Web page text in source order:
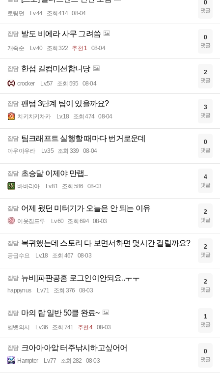
로링던 Lv.44 조회 414 08-04
0
댓글
잡담 발도 비에라 사무 그려씀
개죽순 Lv.40 조회 322 추천 1 08-04
0
댓글
잡담 한섭 길컴미션합니당
crocker Lv.57 조회 595 08-04
2
댓글
잡담 팬텀 3단계 팁이 있을까요?
치키치키차카 Lv.18 조회 474 08-04
3
댓글
잡담 팀크래프트 실행할 때마다 번거로운데
아우아우라 Lv.35 조회 339 08-04
0
댓글
잡담 초승달 이제야 만랩..
바바리아 Lv.81 조회 586 08-03
4
댓글
잡담 어제 됐던 미터기가 오늘은 안 되는 이유
이웃집드루 Lv.60 조회 694 08-03
2
댓글
잡담 복귀했는데 스토리 다 보면서하면 몇시간 걸릴까요?
공급수요 Lv.18 조회 467 08-03
2
댓글
잡담 뉴비]파판공홈 로그인이안되요..ㅜㅜ
happynus Lv.71 조회 376 08-03
2
댓글
잡담 마의 탑 일반 50클 완료~
벨벳의시 Lv.36 조회 741 추천 4 08-03
1
댓글
잡담 크아아아앜 터주낚시하고싶어어
Hampter Lv.77 조회 282 08-03
0
댓글